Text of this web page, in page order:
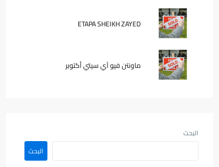
ETAPA SHEIKH ZAYED
ماونتن فيو آي سيتي أكتوبر
البحث
البحث